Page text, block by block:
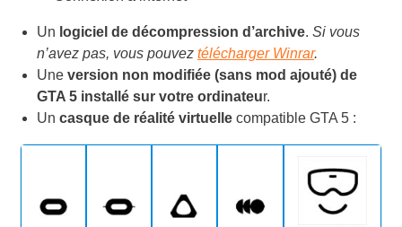
Un logiciel de décompression d’archive.Si vous
n’avez pas, vous pouveztélécharger Winrar.
Uneversion non modifiée (sans mod ajouté) de
GTA 5 installé sur votre ordinateur.
Uncasque de réalité virtuelle compatible GTA 5 :